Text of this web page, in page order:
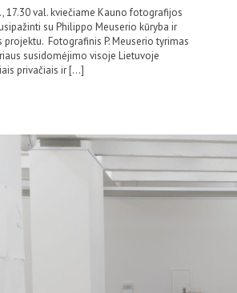
17.30 val. kviečiame Kauno fotografijos
su Philippo Meuserio kūryba ir
projektu. Fotografinis P. Meuserio tyrimas
susidomėjimo visoje Lietuvoje
privačiais ir […]